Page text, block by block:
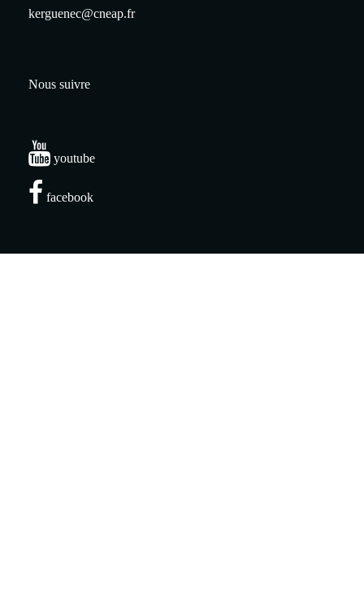
kerguenec@cneap.fr
Nous suivre
youtube
facebook